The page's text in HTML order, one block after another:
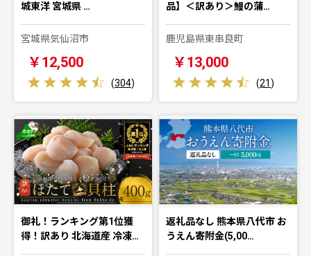
城東洋 宮城県 …
宮城県気仙沼市
￥12,500
(304)
品】＜訳あり＞鰻の蒲…
鹿児島県東串良町
￥13,000
(21)
御礼！ランキング第1位獲
得！訳あり 北海道産 冷凍…
返礼品なし 熊本県八代市 お
うえん寄附金(5,00…